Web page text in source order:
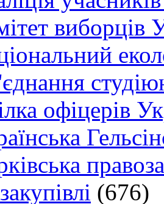
виборців
офіцерів
(676)